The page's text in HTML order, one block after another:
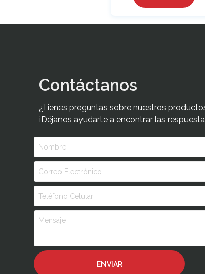
Contáctanos
¿Tienes preguntas sobre nuestros
¡Déjanos ayudarte a encontrar las